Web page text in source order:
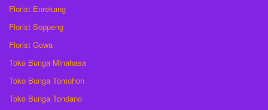
Florist Enrekang
Florist Soppeng
Florist Gowa
Toko Bunga Minahasa
Toko Bunga Tomohon
Toko Bunga Tondano